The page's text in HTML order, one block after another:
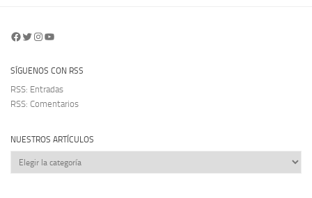
Facebook
Twitter
Instagram
YouTube
SÍGUENOS CON RSS
RSS: Entradas
RSS: Comentarios
NUESTROS ARTÍCULOS
Nuestros
artículos